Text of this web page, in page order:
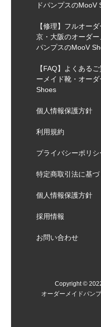
ドパンプスのMooV
【修理】フルオー
京・大阪のオーダ
パンプスのMooV
【FAQ】よくある
ーメイド靴・オー
Shoes
個人情報保護方針
利用規約
プライバシーポリシ
特定商取引法に基
個人情報保護方針
採用情報
お問い合わせ
Copyright ©
オーダーメイドパン